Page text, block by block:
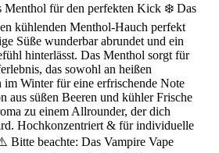
Menthol für den perfekten Kick ❄️ Das
kühlenden Menthol-Hauch perfekt
Süße wunderbar abrundet und ein
hinterlässt. Das Menthol sorgt für
das sowohl an heißen
im Winter für eine erfrischende Note
aus süßen Beeren und kühler Frische
zu einem Allrounder, der dich
Hochkonzentriert & für individuelle
Bitte beachte: Das Vampire Vape